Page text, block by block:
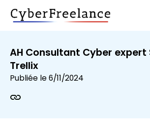
AH Consultant Cyber expert
Trellix
Publiée le6/11/2024